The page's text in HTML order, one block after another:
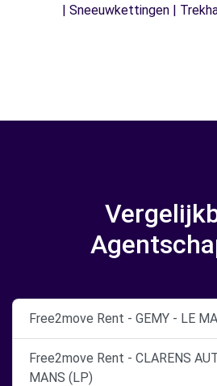
| Sneeuwkettingen |
Free2move Rent - GEMY - LE
Free2move Rent - CLARENS
MANS (LP)